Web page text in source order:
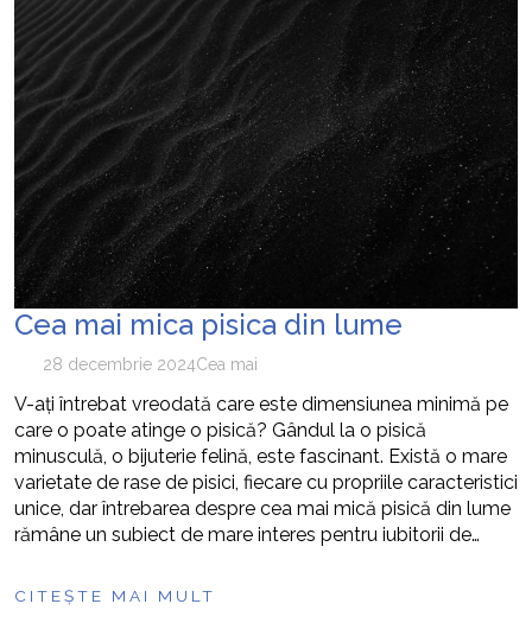
Cea mai mica pisica din lume
28 decembrie 2024Cea mai
V-ați întrebat vreodată care este dimensiunea minimă pe
care o poate atinge o pisică? Gândul la o pisică
minusculă, o bijuterie felină, este fascinant. Există o mare
varietate de rase de pisici, fiecare cu propriile caracteristici
unice, dar întrebarea despre cea mai mică pisică din lume
rămâne un subiect de mare interes pentru iubitorii de…
CITEȘTE MAI MULT